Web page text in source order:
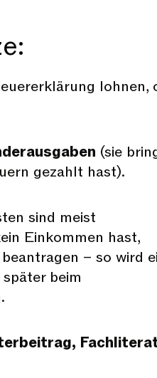
lohnen,
(sie
gezahlt hast).
sind meist
Einkommen hast,
beantragen – so wird
beim